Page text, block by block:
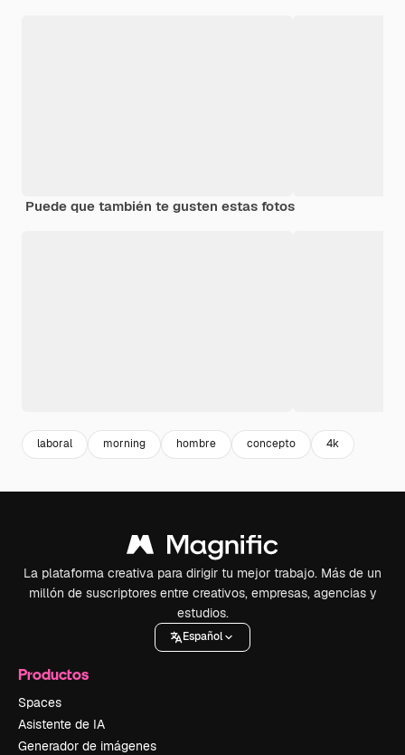
Puede que también te gusten estas fotos
laboral morning hombre concepto 4k
La plataforma creativa para dirigir tu mejor trabajo. Más de un
millón de suscriptores entre creativos, empresas, agencias y
estudios.
Español
Productos
Spaces
Asistente de IA
Generador de imágenes